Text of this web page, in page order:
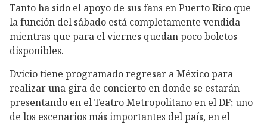
Tanto ha sido el apoyo de sus fans en Puerto Rico que
la función del sábado está completamente vendida
mientras que para el viernes quedan poco boletos
disponibles.
Dvicio tiene programado regresar a México para
realizar una gira de concierto en donde se estarán
presentando en el Teatro Metropolitano en el DF; uno
de los escenarios más importantes del país, en el